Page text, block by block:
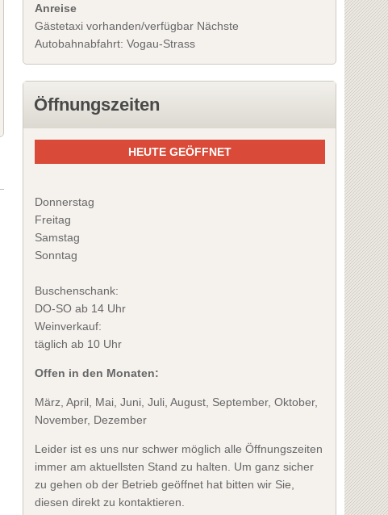
Anreise
Gästetaxi vorhanden/verfügbar Nächste
Autobahnabfahrt: Vogau-Strass
Öffnungszeiten
HEUTE GEÖFFNET
Donnerstag
Freitag
Samstag
Sonntag
Buschenschank:
DO-SO ab 14 Uhr
Weinverkauf:
täglich ab 10 Uhr
Offen in den Monaten:
März, April, Mai, Juni, Juli, August, September, Oktober,
November, Dezember
Leider ist es uns nur schwer möglich alle Öffnungszeiten
immer am aktuellsten Stand zu halten. Um ganz sicher
zu gehen ob der Betrieb geöffnet hat bitten wir Sie,
diesen direkt zu kontaktieren.